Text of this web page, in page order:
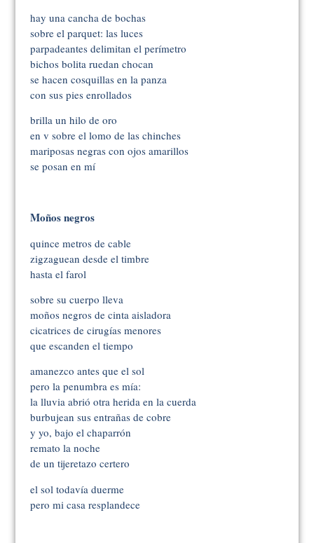
hay una cancha de bochas
sobre el parquet: las luces
parpadeantes delimitan el perímetro
bichos bolita ruedan chocan
se hacen cosquillas en la panza
con sus pies enrollados
brilla un hilo de oro
en v sobre el lomo de las chinches
mariposas negras con ojos amarillos
se posan en mí
Moños negros
quince metros de cable
zigzaguean desde el timbre
hasta el farol
sobre su cuerpo lleva
moños negros de cinta aisladora
cicatrices de cirugías menores
que escanden el tiempo
amanezco antes que el sol
pero la penumbra es mía:
la lluvia abrió otra herida en la cuerda
burbujean sus entrañas de cobre
y yo, bajo el chaparrón
remato la noche
de un tijeretazo certero
el sol todavía duerme
pero mi casa resplandece